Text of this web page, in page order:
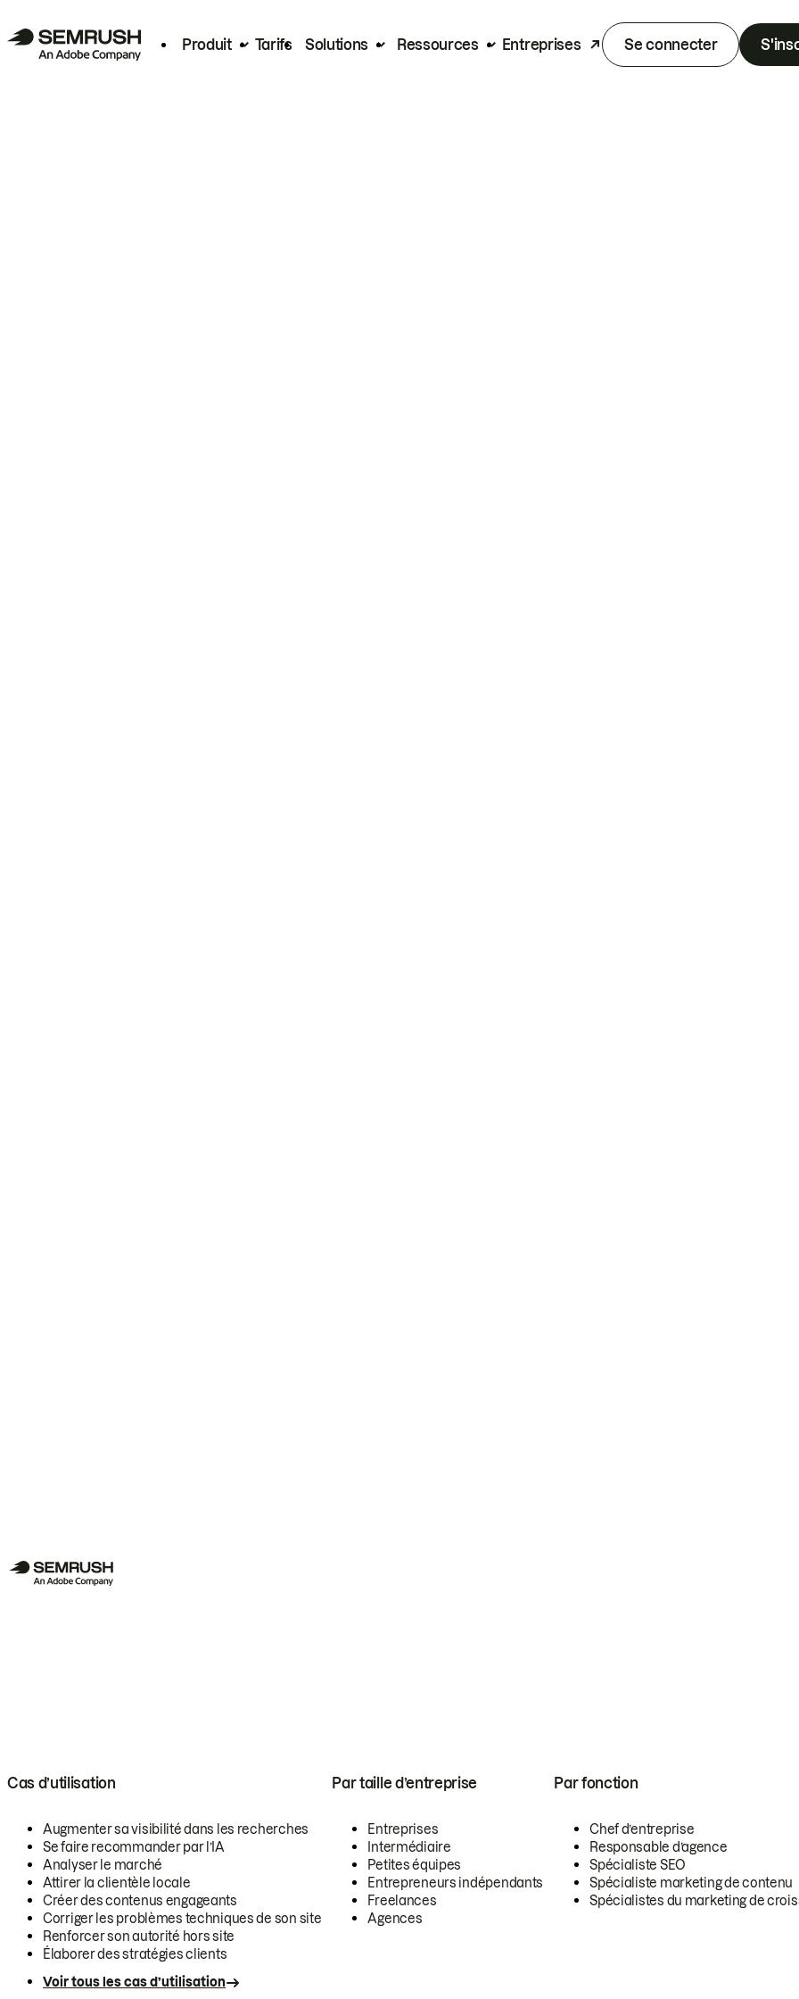
Produit Tarifs Solutions Ressources Entreprises Se connecter
Cas d’utilisation
Augmenter sa visibilité dans les recherches
Se faire recommander par l’IA
Analyser le marché
Attirer la clientèle locale
Créer des contenus engageants
Corriger les problèmes techniques de son site
Renforcer son autorité hors site
Élaborer des stratégies clients
Voir tous les cas d’utilisation
Par taille d’entreprise
Entreprises
Intermédiaire
Petites équipes
Entrepreneurs indépendants
Freelances
Agences
Par fonction
Chef d’entreprise
Responsable d’agence
Spécialiste SEO
Spécialiste marketing de contenu
Spécialistes du marketing de